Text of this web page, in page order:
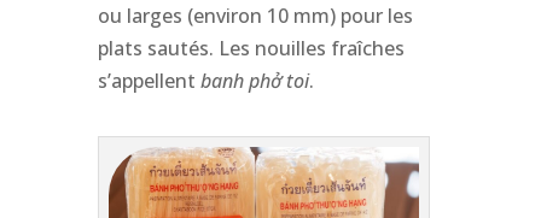
ou larges (environ 10 mm) pour les
plats sautés. Les nouilles fraîches
s’appellent banh phở toi.